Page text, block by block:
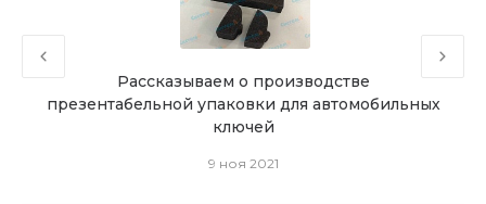
Рассказываем о производстве
презентабельной упаковки для автомобильных
ключей
9 ноя 2021